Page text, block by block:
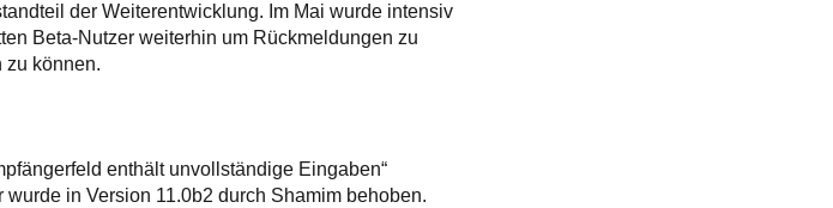
der Weiterentwicklung. Im Mai wurde intensiv
Beta-Nutzer weiterhin um Rückmeldungen zu
zu können.
enthält unvollständige Eingaben“
in Version 11.0b2 durch Shamim behoben.